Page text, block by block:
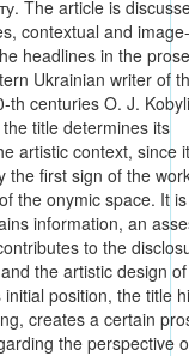
The article is
contextual and
headlines in the
Ukrainian writer of
th centuries O. J.
title determines its
artistic context, since it
the first sign of the
the onymic space. It
information, an
to the
the artistic design
position, the title
creates a certain
the perspective